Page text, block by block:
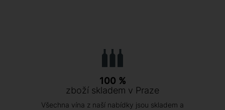
100 %
zboží skladem v Praze
Všechna vína z naší nabídky jsou skladem a